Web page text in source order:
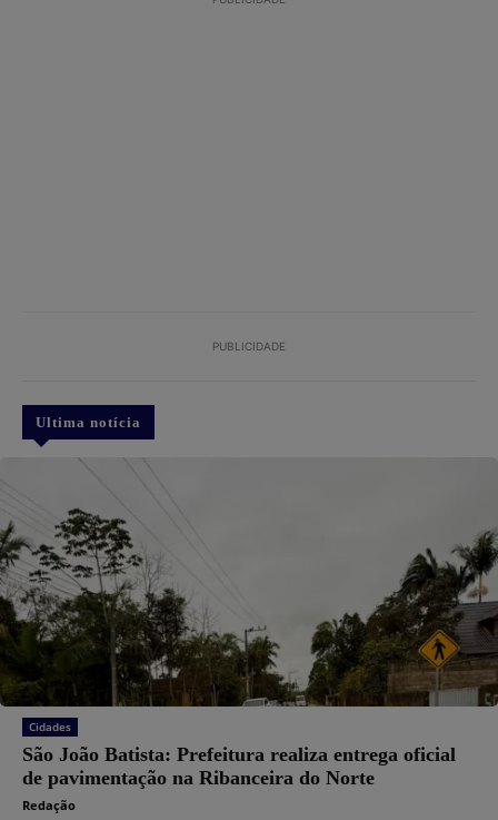
PUBLICIDADE
Ultima notícia
Cidades
São João Batista: Prefeitura realiza entrega oficial
de pavimentação na Ribanceira do Norte
Redação